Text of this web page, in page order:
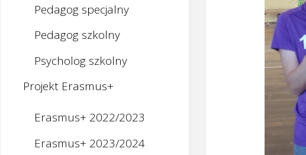
Pedagog specjalny
Pedagog szkolny
Psycholog szkolny
Projekt Erasmus+
Erasmus+ 2022/2023
Erasmus+ 2023/2024